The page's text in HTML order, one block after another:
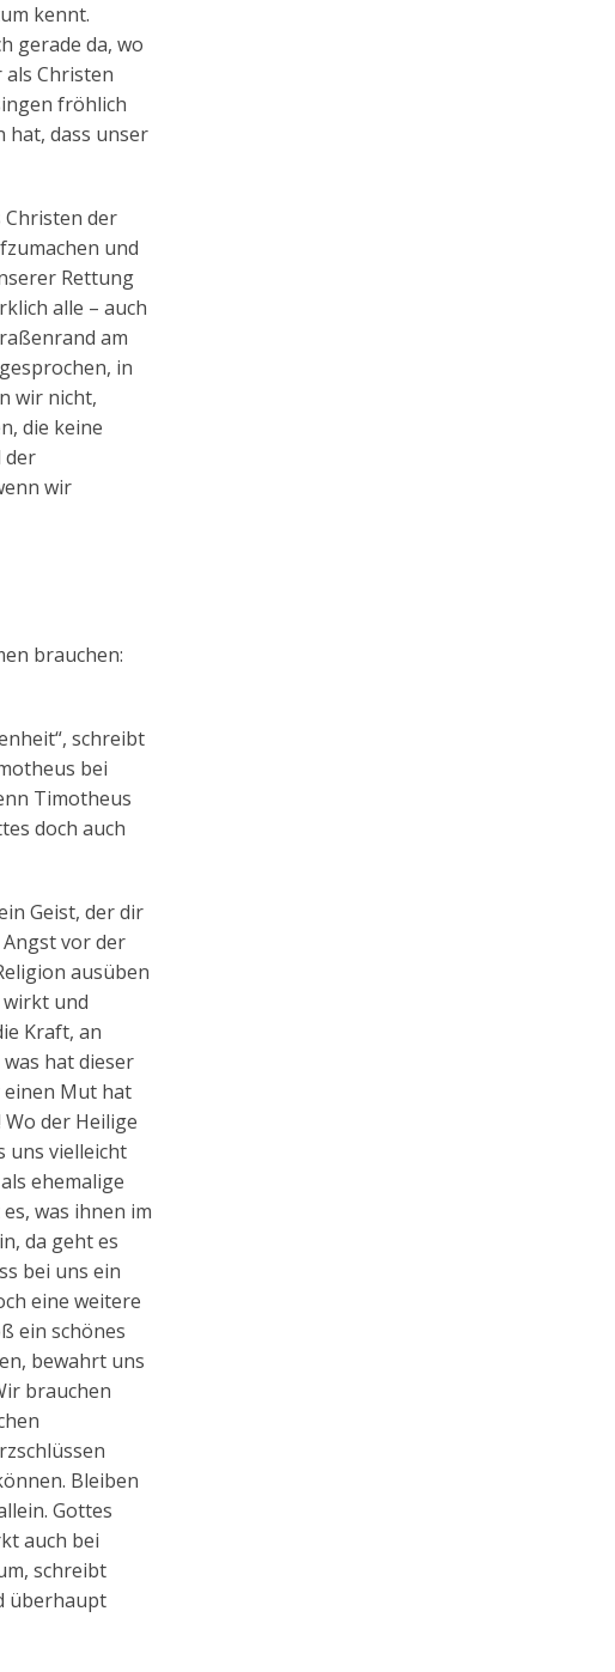
kennt.
gerade da, wo
Christen
fröhlich
hat, dass unser
Christen der
und
Rettung
alle – auch
am
in
wir nicht,
die keine
der
wir
brauchen:
schreibt
bei
Timotheus
doch auch
Geist, der dir
vor der
ausüben
wirkt und
Kraft, an
hat dieser
einen Mut hat
der Heilige
uns vielleicht
ehemalige
was ihnen im
da geht es
bei uns ein
eine weitere
ein schönes
bewahrt uns
brauchen
Bleiben
Gottes
auch bei
schreibt
überhaupt